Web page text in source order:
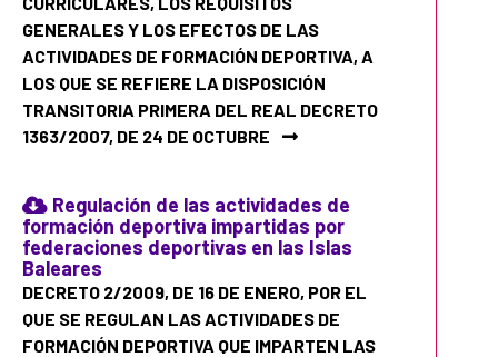
GENERALES Y LOS EFECTOS DE LAS
ACTIVIDADES DE FORMACIÓN DEPORTIVA, A
LOS QUE SE REFIERE LA DISPOSICIÓN
TRANSITORIA PRIMERA DEL REAL DECRETO
1363/2007, DE 24 DE OCTUBRE
Regulación de las actividades de
formación deportiva impartidas por
federaciones deportivas en las Islas
Baleares
DECRETO 2/2009, DE 16 DE ENERO, POR EL
QUE SE REGULAN LAS ACTIVIDADES DE
FORMACIÓN DEPORTIVA QUE IMPARTEN LAS